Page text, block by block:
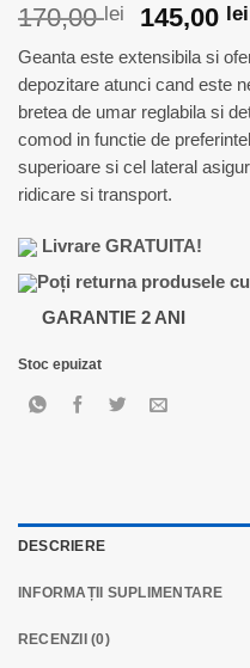
170,00lei
Prețul
inițial
a
fost:
170,00
145,00 lei
Geanta este extensibila si
depozitare atunci cand este
bretea de umar reglabila si
comod in functie de
superioare si cel lateral
ridicare si transport.
Livrare GRATUITA!
Poți returna produsele
GARANTIE 2 ANI
Stoc epuizat
DESCRIERE
INFORMAȚII SUPLIMENTARE
RECENZII (0)